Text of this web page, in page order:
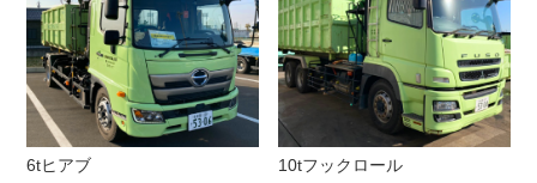
6tヒアブ 10tフックロール